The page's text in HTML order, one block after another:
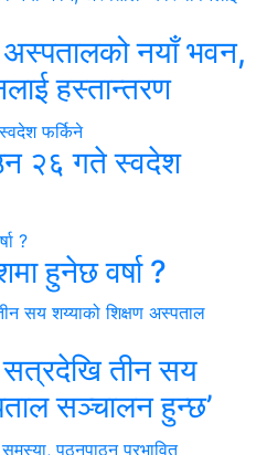
अस्पतालको नयाँ भवन,
हस्तान्तरण
२६ गते स्वदेश
हुनेछ वर्षा ?
सत्रदेखि तीन सय
सञ्चालन हुन्छ’